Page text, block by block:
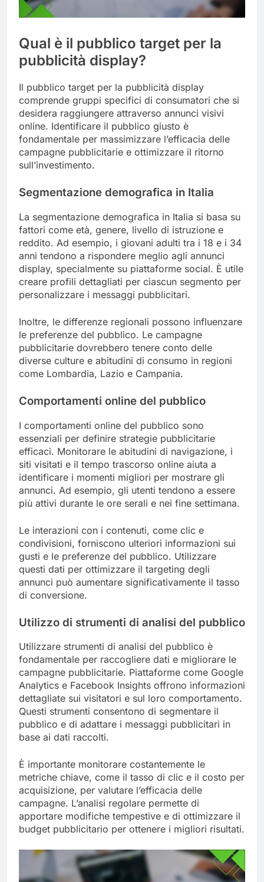
Qual è il pubblico target per la
pubblicità display?
Il pubblico target per la pubblicità display
comprende gruppi specifici di consumatori che si
desidera raggiungere attraverso annunci visivi
online. Identificare il pubblico giusto è
fondamentale per massimizzare l’efficacia delle
campagne pubblicitarie e ottimizzare il ritorno
sull’investimento.
Segmentazione demografica in Italia
La segmentazione demografica in Italia si basa su
fattori come età, genere, livello di istruzione e
reddito. Ad esempio, i giovani adulti tra i 18 e i 34
anni tendono a rispondere meglio agli annunci
display, specialmente su piattaforme social. È utile
creare profili dettagliati per ciascun segmento per
personalizzare i messaggi pubblicitari.
Inoltre, le differenze regionali possono influenzare
le preferenze del pubblico. Le campagne
pubblicitarie dovrebbero tenere conto delle
diverse culture e abitudini di consumo in regioni
come Lombardia, Lazio e Campania.
Comportamenti online del pubblico
I comportamenti online del pubblico sono
essenziali per definire strategie pubblicitarie
efficaci. Monitorare le abitudini di navigazione, i
siti visitati e il tempo trascorso online aiuta a
identificare i momenti migliori per mostrare gli
annunci. Ad esempio, gli utenti tendono a essere
più attivi durante le ore serali e nei fine settimana.
Le interazioni con i contenuti, come clic e
condivisioni, forniscono ulteriori informazioni sui
gusti e le preferenze del pubblico. Utilizzare
questi dati per ottimizzare il targeting degli
annunci può aumentare significativamente il tasso
di conversione.
Utilizzo di strumenti di analisi del pubblico
Utilizzare strumenti di analisi del pubblico è
fondamentale per raccogliere dati e migliorare le
campagne pubblicitarie. Piattaforme come Google
Analytics e Facebook Insights offrono informazioni
dettagliate sui visitatori e sul loro comportamento.
Questi strumenti consentono di segmentare il
pubblico e di adattare i messaggi pubblicitari in
base ai dati raccolti.
È importante monitorare costantemente le
metriche chiave, come il tasso di clic e il costo per
acquisizione, per valutare l’efficacia delle
campagne. L’analisi regolare permette di
apportare modifiche tempestive e di ottimizzare il
budget pubblicitario per ottenere i migliori risultati.